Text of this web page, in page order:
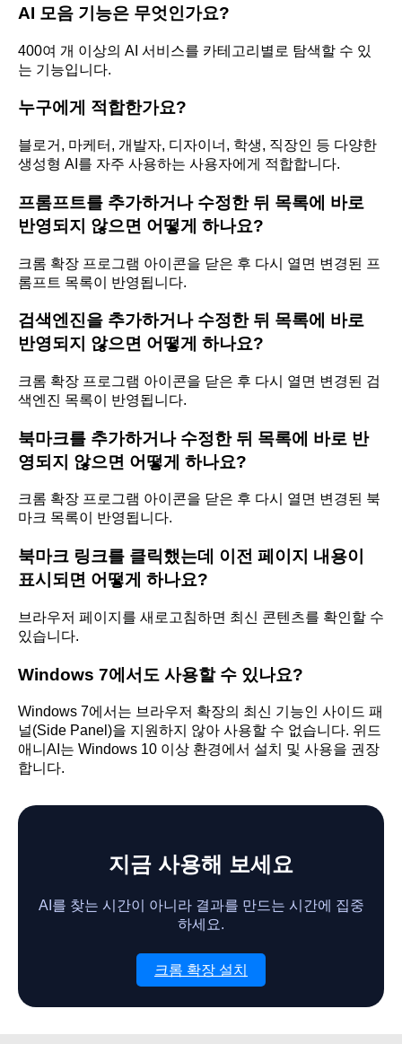
AI 모음 기능은 무엇인가요?
400여 개 이상의 AI 서비스를 카테고리별로 탐색할 수 있
는 기능입니다.
누구에게 적합한가요?
블로거, 마케터, 개발자, 디자이너, 학생, 직장인 등 다양한
생성형 AI를 자주 사용하는 사용자에게 적합합니다.
프롬프트를 추가하거나 수정한 뒤 목록에 바로
반영되지 않으면 어떻게 하나요?
크롬 확장 프로그램 아이콘을 닫은 후 다시 열면 변경된 프
롬프트 목록이 반영됩니다.
검색엔진을 추가하거나 수정한 뒤 목록에 바로
반영되지 않으면 어떻게 하나요?
크롬 확장 프로그램 아이콘을 닫은 후 다시 열면 변경된 검
색엔진 목록이 반영됩니다.
북마크를 추가하거나 수정한 뒤 목록에 바로 반
영되지 않으면 어떻게 하나요?
크롬 확장 프로그램 아이콘을 닫은 후 다시 열면 변경된 북
마크 목록이 반영됩니다.
북마크 링크를 클릭했는데 이전 페이지 내용이
표시되면 어떻게 하나요?
브라우저 페이지를 새로고침하면 최신 콘텐츠를 확인할 수
있습니다.
Windows 7에서도 사용할 수 있나요?
Windows 7에서는 브라우저 확장의 최신 기능인 사이드 패
널(Side Panel)을 지원하지 않아 사용할 수 없습니다. 위드
애니AI는 Windows 10 이상 환경에서 설치 및 사용을 권장
합니다.
지금 사용해 보세요
AI를 찾는 시간이 아니라 결과를 만드는 시간에 집중
하세요.
크롬 확장 설치